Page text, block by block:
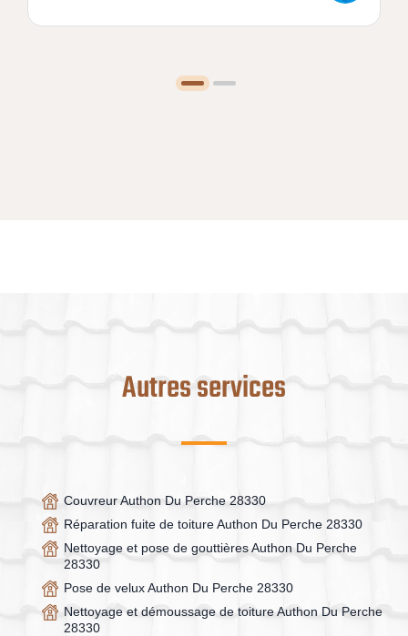
Autres services
Couvreur Authon Du Perche 28330
Réparation fuite de toiture Authon Du Perche 28330
Nettoyage et pose de gouttières Authon Du Perche
28330
Pose de velux Authon Du Perche 28330
Nettoyage et démoussage de toiture Authon Du Perche
28330